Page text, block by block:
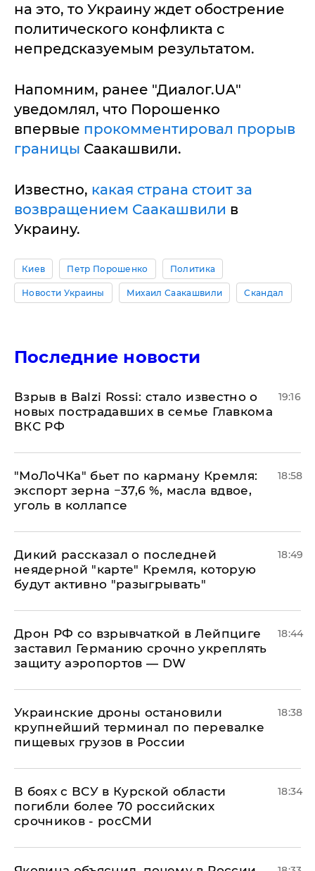
на это, то Украину ждет обострение
политического конфликта с
непредсказуемым результатом.
Напомним, ранее "Диалог.UA"
уведомлял, что Порошенко
впервые прокомментировал прорыв
границы Саакашвили.
Известно, какая страна стоит за
возвращением Саакашвили в
Украину.
Киев Петр Порошенко Политика
Новости Украины Михаил Саакашвили Скандал
Последние новости
Взрыв в Balzi Rossi: стало известно о
новых пострадавших в семье Главкома
ВКС РФ
19:16
​"МоЛоЧКа" бьет по карману Кремля:
экспорт зерна −37,6 %, масла вдвое,
уголь в коллапсе
18:58
Дикий рассказал о последней
неядерной "карте" Кремля, которую
будут активно "разыгрывать"
18:49
​Дрон РФ со взрывчаткой в Лейпциге
заставил Германию срочно укреплять
защиту аэропортов — DW
18:44
Украинские дроны остановили
крупнейший терминал по перевалке
пищевых грузов в России
18:38
В боях с ВСУ в Курской области
погибли более 70 российских
срочников - росСМИ
18:34